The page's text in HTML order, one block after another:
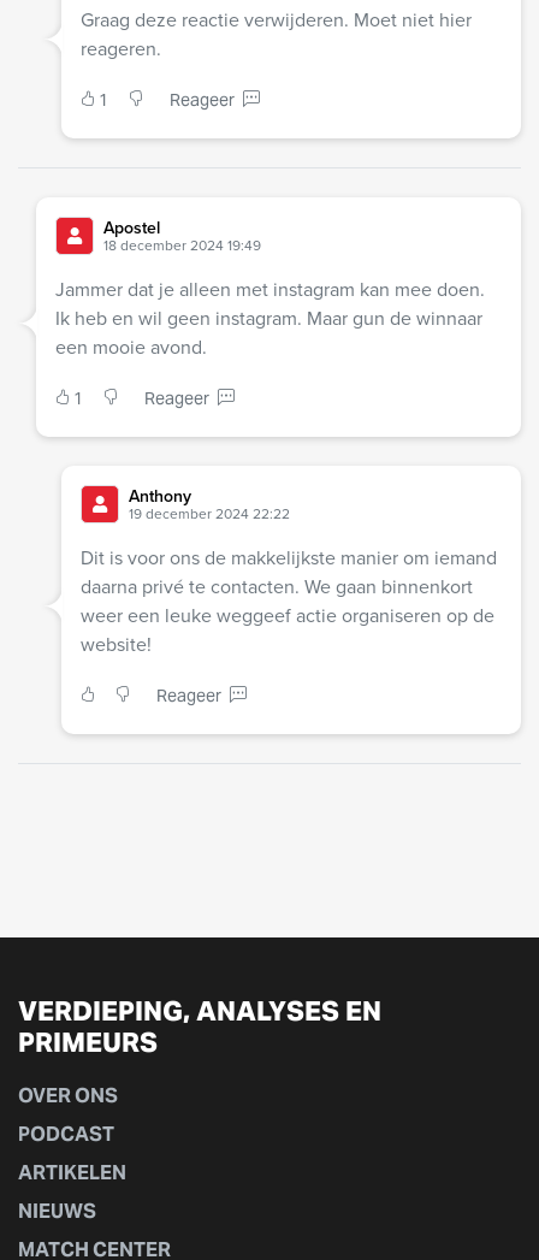
Graag deze reactie verwijderen. Moet niet hier
reageren.
1 Reageer
Apostel
18 december 2024 19:49
Jammer dat je alleen met instagram kan mee doen.
Ik heb en wil geen instagram. Maar gun de winnaar
een mooie avond.
1 Reageer
Anthony
19 december 2024 22:22
Dit is voor ons de makkelijkste manier om iemand
daarna privé te contacten. We gaan binnenkort
weer een leuke weggeef actie organiseren op de
website!
Reageer
VERDIEPING, ANALYSES EN
PRIMEURS
OVER ONS
PODCAST
ARTIKELEN
NIEUWS
MATCH CENTER